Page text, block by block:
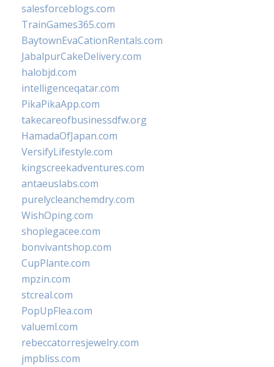
salesforceblogs.com
TrainGames365.com
BaytownEvaCationRentals.com
JabalpurCakeDelivery.com
halobjd.com
intelligenceqatar.com
PikaPikaApp.com
takecareofbusinessdfw.org
HamadaOfJapan.com
VersifyLifestyle.com
kingscreekadventures.com
antaeuslabs.com
purelycleanchemdry.com
WishOping.com
shoplegacee.com
bonvivantshop.com
CupPlante.com
mpzin.com
stcreal.com
PopUpFlea.com
valueml.com
rebeccatorresjewelry.com
jmpbliss.com